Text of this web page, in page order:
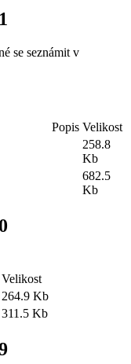
se seznámit v
Popis Velikost
258.8
Kb
682.5
Kb
Velikost
264.9 Kb
311.5 Kb